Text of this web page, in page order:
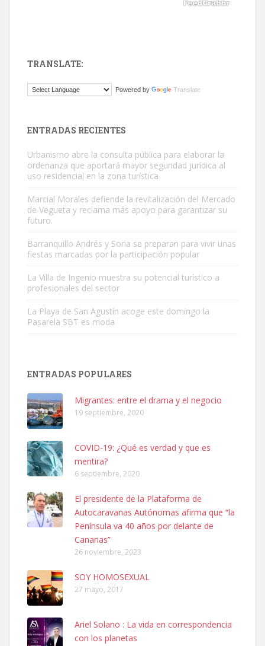
El ayuntamiento se va a llevar a Los Gatos callejeros de la zona los
Gato manso encontrado
es muy manso y extremadamente cari...
Leales.org » Gran Canaria | 9.7.2025
Leales.org » Gran Canaria
SHIBA PERDIDO AVDA JOSE MESA Y LOPEZ
PERRO MACHO RAZA SHIBA CON MICROCHIP PERDIDO HOY
06/07/2025 ZONA MESA Y LOPEZ. ES MUY ASUSTADIZO
Leales.org » Gran Canaria
6.7.2025
Ninfa perdida
El día 5 se los perdió una ninfa papillera, asustada tiene miedo a la
TRANSLATE:
Powered by Translate
ENTRADAS RECIENTES
Urbanismo abre la consulta pública para elaborar la
ordenanza que aportará mayor seguridad jurídica al
uso residencial en la zona turística
Marcial Morales defiende la revitalización del Mercado
de Vegueta y reclama más apoyo para garantizar su
futuro.
Barranquillo Andrés y Soria se preparan para vivir unas
fiestas marcadas por la participación popular
La Villa de Ingenio muestra su potencial turístico a
profesionales del sector
La Playa de San Agustín acoge este domingo la
Pasarela SBT es moda
ENTRADAS POPULARES
Migrantes: entre el drama y el negocio
19 septiembre, 2020
COVID-19: ¿Qué es verdad y que es
mentira?
6 septiembre, 2020
El presidente de la Plataforma de
Autocaravanas Autónomas afirma que “la
Península va 40 años por delante de
Canarias”
26 noviembre, 2023
SOY HOMOSEXUAL
27 mayo, 2017
Ariel Solano : La vida en correspondencia
con los planetas